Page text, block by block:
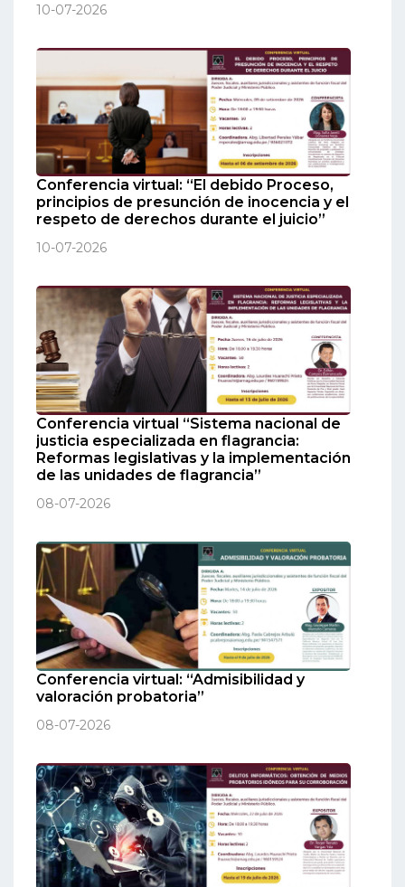
10-07-2026
Conferencia virtual: “El debido Proceso,
principios de presunción de inocencia y el
respeto de derechos durante el juicio”
10-07-2026
Conferencia virtual “Sistema nacional de
justicia especializada en flagrancia:
Reformas legislativas y la implementación
de las unidades de flagrancia”
08-07-2026
Conferencia virtual: “Admisibilidad y
valoración probatoria”
08-07-2026